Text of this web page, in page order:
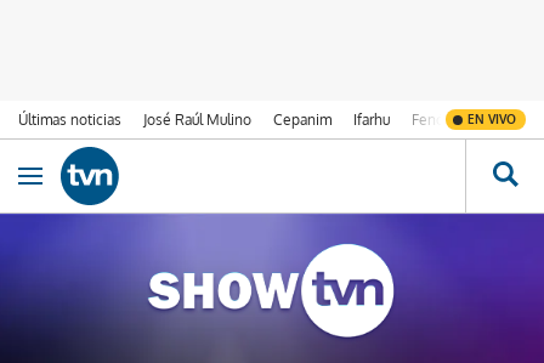
Últimas noticias José Raúl Mulino Cepanim Ifarhu Fenómeno de El
EN VIVO
Ir al contenido
Obrir navegació